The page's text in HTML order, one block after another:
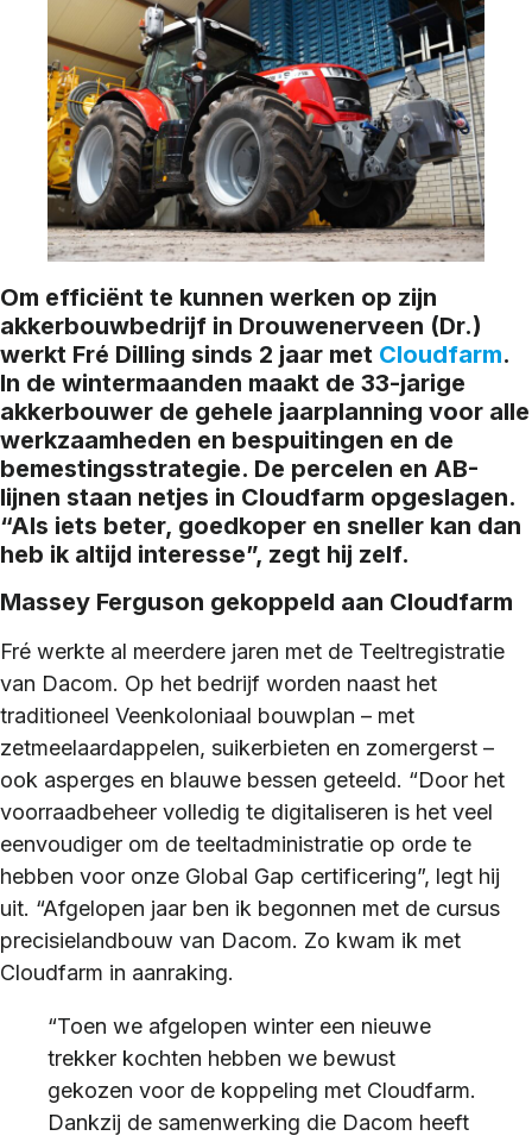
Om efficiënt te kunnen werken op zijn
akkerbouwbedrijf in Drouwenerveen (Dr.)
werkt Fré Dilling sinds 2 jaar met Cloudfarm.
In de wintermaanden maakt de 33-jarige
akkerbouwer de gehele jaarplanning voor alle
werkzaamheden en bespuitingen en de
bemestingsstrategie. De percelen en AB-
lijnen staan netjes in Cloudfarm opgeslagen.
“Als iets beter, goedkoper en sneller kan dan
heb ik altijd interesse”, zegt hij zelf.
Massey Ferguson gekoppeld aan Cloudfarm
Fré werkte al meerdere jaren met de Teeltregistratie
van Dacom. Op het bedrijf worden naast het
traditioneel Veenkoloniaal bouwplan – met
zetmeelaardappelen, suikerbieten en zomergerst –
ook asperges en blauwe bessen geteeld. “Door het
voorraadbeheer volledig te digitaliseren is het veel
eenvoudiger om de teeltadministratie op orde te
hebben voor onze Global Gap certificering”, legt hij
uit. “Afgelopen jaar ben ik begonnen met de cursus
precisielandbouw van Dacom. Zo kwam ik met
Cloudfarm in aanraking.
“Toen we afgelopen winter een nieuwe
trekker kochten hebben we bewust
gekozen voor de koppeling met Cloudfarm.
Dankzij de samenwerking die Dacom heeft